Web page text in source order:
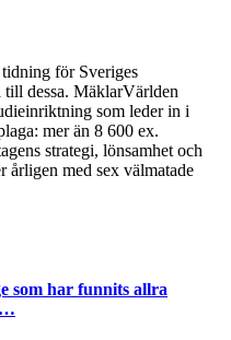
för Sveriges
till dessa. MäklarVärlden
som leder in i
mer än 8 600 ex.
strategi, lönsamhet och
med sex välmatade
som har funnits allra